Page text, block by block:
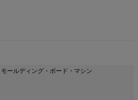
ールディング・ボード・マシン